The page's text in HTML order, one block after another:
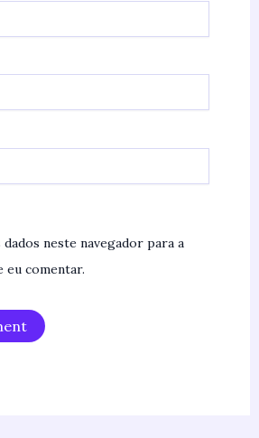
dados neste navegador para a
eu comentar.